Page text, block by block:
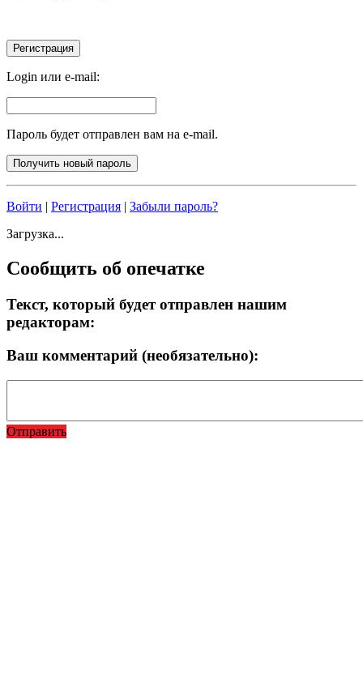
Login или e-mail:
Пароль будет отправлен вам на e-mail.
Войти | Регистрация | Забыли пароль?
Загрузка...
Сообщить об опечатке
Текст, который будет отправлен нашим
редакторам:
Ваш комментарий (необязательно):
Отправить